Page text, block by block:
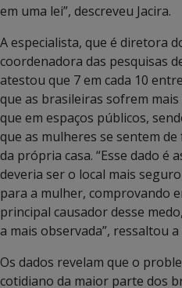
em uma lei”, descreveu Jacira.
A especialista, que é diretora
coordenadora das pesquisas
atestou que 7 em cada 10
que as brasileiras sofrem
que em espaços públicos,
que as mulheres se sentem
da própria casa. “Esse dado é
deveria ser o local mais
para a mulher, comprovando
principal causador desse
a mais observada”, ressaltou
Os dados revelam que o
cotidiano da maior parte dos